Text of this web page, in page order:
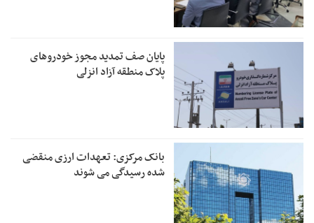
پایان صف تمدید مجوز خودروهای
پلاک منطقه آزاد انزلی
بانک مرکزی: تعهدات ارزی منقضی
شده رسیدگی می شوند